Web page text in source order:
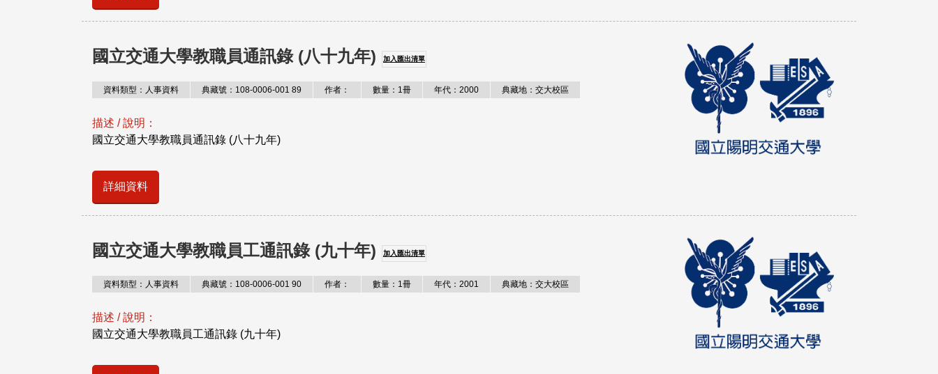
國立交通大學教職員通訊錄 (八十九年) 加入匯出清單
資料類型：人事資料 典藏號：108-0006-001 89 作者： 數量：1冊 年代：2000 典藏地：交大校區
描述 / 說明：
國立交通大學教職員通訊錄 (八十九年)
詳細資料
國立交通大學教職員工通訊錄 (九十年) 加入匯出清單
資料類型：人事資料 典藏號：108-0006-001 90 作者： 數量：1冊 年代：2001 典藏地：交大校區
描述 / 說明：
國立交通大學教職員工通訊錄 (九十年)